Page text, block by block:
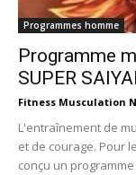
Programmes homme
Programme
SUPER
Fitness Musculation
L'entraînement de
et de courage. Pour
conçu un